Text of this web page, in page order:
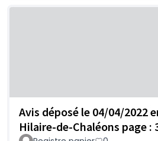
Avis déposé le 04/04/2022
Hilaire-de-Chaléons page :